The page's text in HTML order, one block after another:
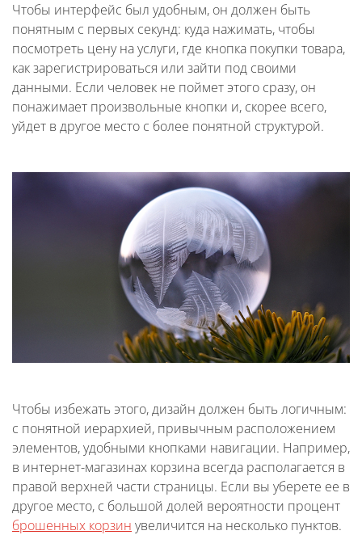
Чтобы интерфейс был удобным, он должен быть
понятным с первых секунд: куда нажимать, чтобы
посмотреть цену на услуги, где кнопка покупки товара,
как зарегистрироваться или зайти под своими
данными. Если человек не поймет этого сразу, он
понажимает произвольные кнопки и, скорее всего,
уйдет в другое место с более понятной структурой.
Чтобы избежать этого, дизайн должен быть логичным:
с понятной иерархией, привычным расположением
элементов, удобными кнопками навигации. Например,
в интернет-магазинах корзина всегда располагается в
правой верхней части страницы. Если вы уберете ее в
другое место, с большой долей вероятности процент
брошенных корзин увеличится на несколько пунктов.